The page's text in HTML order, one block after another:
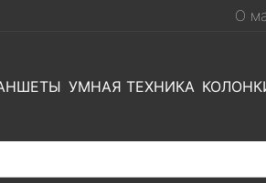
О
УМНАЯ ТЕХНИКА